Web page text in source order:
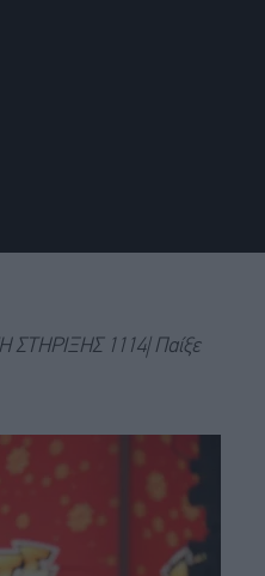
ΣΤΗΡΙΞΗΣ 1114| Παίξε